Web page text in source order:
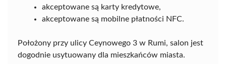
akceptowane są karty kredytowe,
akceptowane są mobilne płatności NFC.
Położony przy ulicy Ceynowego 3 w Rumi, salon jest
dogodnie usytuowany dla mieszkańców miasta.